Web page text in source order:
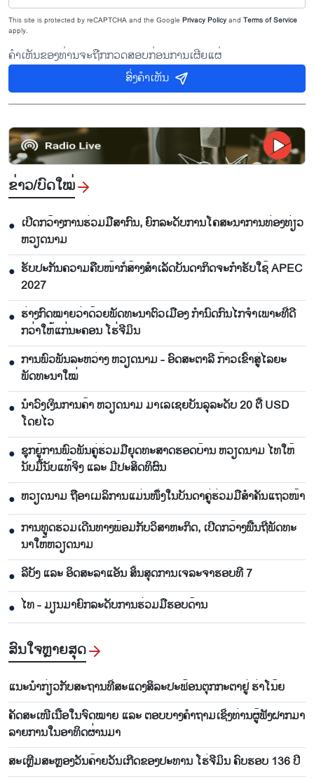
This site is protected by reCAPTCHA and the Google Privacy Policyand Terms of Service
apply.
ຄຳເຫັນຂອງທ່ານຈະຖືກກວດສອບກ່ອນການເຜີຍແຜ່
ສົ່ງຄຳເຫັນ
ຂ່າວ/ບົດ​ໃໝ່
● ເປີດກວ້າງການຮ່ວມມືສາກົນ, ຍົກລະດັບການໂຄສະນາການທ່ອງທ່ຽວ
ຫວຽດນາມ
● ຮັບປະກັນຄວາມຄືບໜ້າກໍ່ສ້າງສຳເລັດບັນດາກິດຈະກຳຮັບໃຊ້ APEC
2027
● ຮ່າງກົດໝາຍວ່າດ້ວຍພັດທະນາຕົວເມືອງ ກຳນົດກົນໄກຈຳເພາະທີ່ດີ
ກວ່າໃຫ້ແກ່ນະຄອນ ໂຮ່ຈີມິນ
● ການພົວພັນລະຫວ່າງ ຫວຽດນາມ - ອົດສະຕາລີ ກ້າວເຂົ້າສູ່ໄລຍະ
ພັດທະນາໃໝ່
● ນຳ​ວົງ​ເງິນ​ການ​ຄ້າ ຫວຽດ​ນາມ ມາ​ເລ​ເຊຍ​ບັນ​ລຸ​ລະ​ດັບ 20 ຕື້ USD
ໂດຍ​ໄວ
● ຊຸກ​ຍູ້​ການ​ພົວ​ພັນ​ຄູ່​ຮ່ວມ​ມື​ຍຸດ​ທະ​ສາດ​ຮອດ​ບ້ານ ຫວຽດ​ນາມ ໄທ​ໃຫ້​
ນັບ​ມື້​ນັບ​ແທ້​ຈິງ ແລະ ມີ​ປະ​ສິດ​ທິ​ຜົນ
● ຫ​ວຽດ​ນາມ ຖື​ອາ​ເມ​ລິ​ການ​ແມ່ນ​ໜຶ່ງ​ໃນ​ບັນ​ດາ​ຄູ່​ຮ່ວມ​ມື​ສຳ​ຄັນ​ແຖວ​ໜ້າ
● ການ​ທູດ​ຮ່ວມ​ເດີນ​ທາງ​ພ້ອມກັບ​ວິ​ສາ​ຫະ​ກ​ິດ, ເປີດກວ້າງ​ພື້ນ​ຖີ່​ພັດ​ທະ​
ນາ​ໃຫ້​ຫວຽດ​ນາມ
● ລີ​ບັງ ແລະ ອິດ​ສະ​ລາ​ແອັນ ສິ້ນ​ສຸດ​ການ​ເຈ​ລະ​ຈາ​ຮອບ​ທີ 7
● ໄທ - ມຽນ​ມາ​ຍົກ​ລະ​ດັບ​ການ​ຮ່ວມ​ມື​ຮອບ​ດ້ານ
ສົນ​ໃຈ​ຫຼາຍ​ສຸດ
ແນະ​ນຳ​ກ່ຽວ​ກັບສະ​ຖານ​ທີ່​ສະ​ແດງ​ສິ​ລະ​ປະ​ຟ້ອນ​ຕຸກ​ກະ​ຕາ​ຢູ່ ຮ່າ​ໂນ້ຍ
ຄັດສະເໜີເນື້ອໃນຈົດໝາຍ ແລະ ຕອບບາງຄຳຖາມເຊິ່ງທ່ານຜູ້ຟັງຝາກມາ
ລາຍການໃນອາທິດຜ່ານມາ
ສະເຫຼີມສະຫຼອງວັນຄ້າຍວັນເກີດຂອງປະທານ ໂຮ່ຈີມິນ ຄົບຮອບ 136 ປີ